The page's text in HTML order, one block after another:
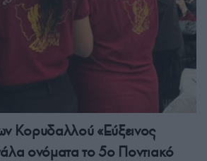
Κορυδαλλού «Εύξεινος
ονόματα το 5ο Ποντιακό